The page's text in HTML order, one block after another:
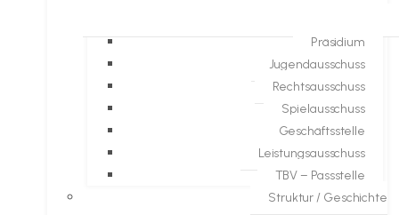
Präsidium
Jugendausschuss
Rechtsausschuss
Spielausschuss
Geschäftsstelle
Leistungsausschuss
TBV – Passstelle
Struktur / Geschichte